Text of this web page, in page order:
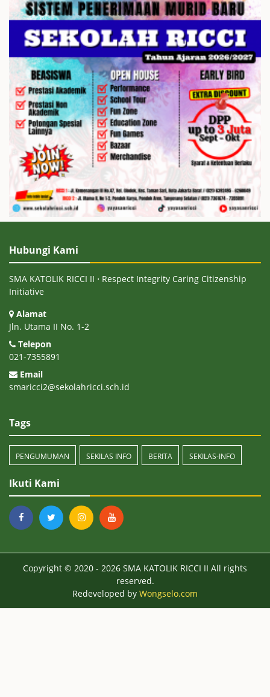
Hubungi Kami
SMA KATOLIK RICCI II ⋅ Respect Integrity Caring Citizenship
Initiative
Alamat
Jln. Utama II No. 1-2
Telepon
021-7355891
Email
smaricci2@sekolahricci.sch.id
Tags
PENGUMUMAN SEKILAS INFO BERITA SEKILAS-INFO
Ikuti Kami
Copyright © 2020 - 2026 SMA KATOLIK RICCI II All rights
reserved.
Redeveloped by Wongselo.com